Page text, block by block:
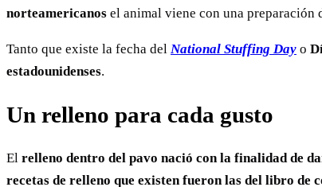
norteamericanos el animal viene con una preparación
Tanto que existe la fecha del National Stuffing Day o
estadounidenses.
Un relleno para cada gusto
El relleno dentro del pavo nació con la finalidad de
recetas de relleno que existen fueron las del libro de